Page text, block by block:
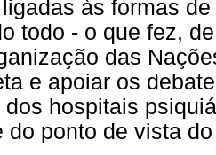
às formas
todo - o que fez,
das
e apoiar os
dos hospitais
do ponto de vista